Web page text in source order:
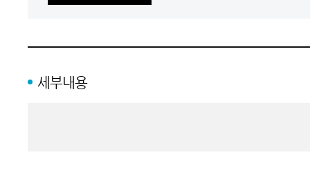
세부내용